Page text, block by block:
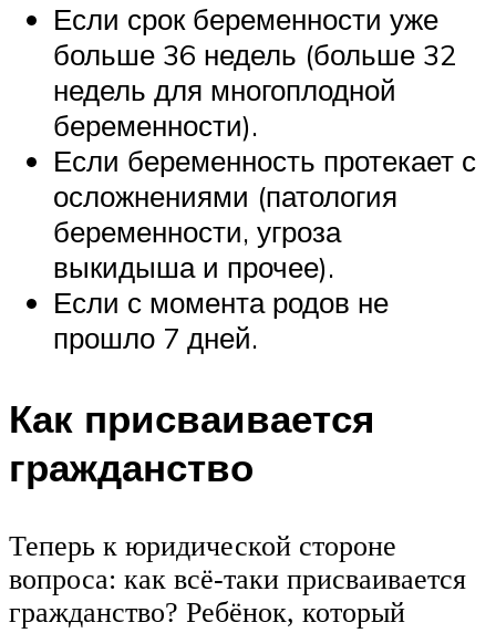
Если срок беременности уже
больше 36 недель (больше 32
недель для многоплодной
беременности).
Если беременность протекает с
осложнениями (патология
беременности, угроза
выкидыша и прочее).
Если с момента родов не
прошло 7 дней.
Как присваивается
гражданство
Теперь к юридической стороне
вопроса: как всё-таки присваивается
гражданство? Ребёнок, который